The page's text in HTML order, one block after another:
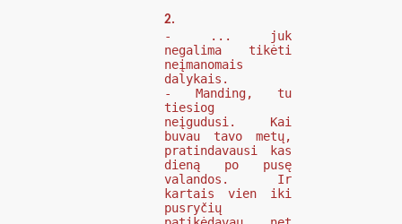
2.
- ... juk
negalima tikėti
neįmanomais
dalykais.
- Manding, tu
tiesiog
neįgudusi. Kai
buvau tavo metų,
pratindavausi kas
dieną po pusę
valandos. Ir
kartais vien iki
pusryčių